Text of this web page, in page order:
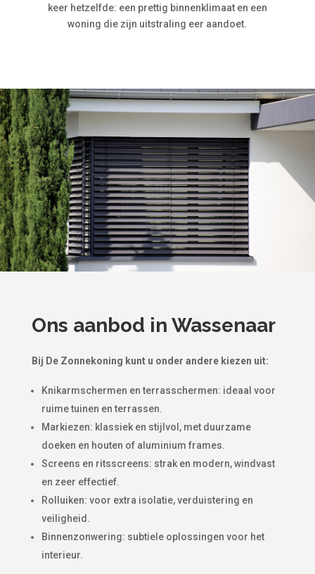
keer hetzelfde: een prettig binnenklimaat en een
woning die zijn uitstraling eer aandoet.
Ons aanbod in Wassenaar
Bij De Zonnekoning kunt u onder andere kiezen uit:
Knikarmschermen en terrasschermen: ideaal voor
ruime tuinen en terrassen.
Markiezen: klassiek en stijlvol, met duurzame
doeken en houten of aluminium frames.
Screens en ritsscreens: strak en modern, windvast
en zeer effectief.
Rolluiken: voor extra isolatie, verduistering en
veiligheid.
Binnenzonwering: subtiele oplossingen voor het
interieur.